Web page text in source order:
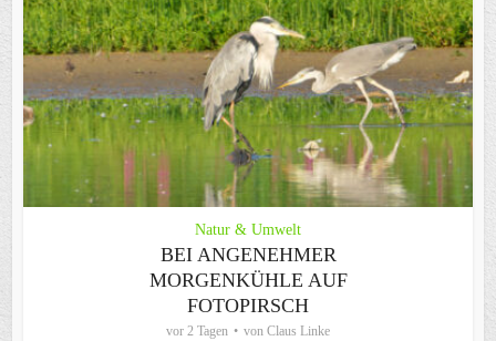
Natur & Umwelt
BEI ANGENEHMER
MORGENKÜHLE AUF
FOTOPIRSCH
vor 2 Tagen von Claus Linke